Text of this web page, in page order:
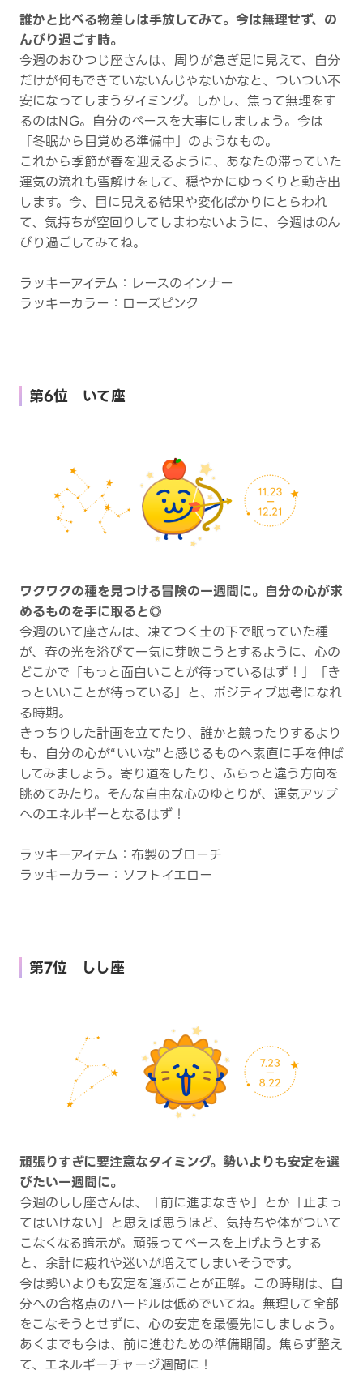
誰かと比べる物差しは手放してみて。今は無理せず、の
んびり過ごす時。
今週のおひつじ座さんは、周りが急ぎ足に見えて、自分
だけが何もできていないんじゃないかなと、ついつい不
安になってしまうタイミング。しかし、焦って無理をす
るのはNG。自分のペースを大事にしましょう。今は
「冬眠から目覚める準備中」のようなもの。
これから季節が春を迎えるように、あなたの滞っていた
運気の流れも雪解けをして、穏やかにゆっくりと動き出
します。今、目に見える結果や変化ばかりにとらわれ
て、気持ちが空回りしてしまわないように、今週はのん
びり過ごしてみてね。
ラッキーアイテム：レースのインナー
ラッキーカラー：ローズピンク
第6位 いて座
ワクワクの種を見つける冒険の一週間に。自分の心が求
めるものを手に取ると◎
今週のいて座さんは、凍てつく土の下で眠っていた種
が、春の光を浴びて一気に芽吹こうとするように、心の
どこかで「もっと面白いことが待っているはず！」「き
っといいことが待っている」と、ポジティブ思考になれ
る時期。
きっちりした計画を立てたり、誰かと競ったりするより
も、自分の心が“いいな”と感じるものへ素直に手を伸ば
してみましょう。寄り道をしたり、ふらっと違う方向を
眺めてみたり。そんな自由な心のゆとりが、運気アップ
へのエネルギーとなるはず！
ラッキーアイテム：布製のブローチ
ラッキーカラー：ソフトイエロー
第7位 しし座
頑張りすぎに要注意なタイミング。勢いよりも安定を選
びたい一週間に。
今週のしし座さんは、「前に進まなきゃ」とか「止まっ
てはいけない」と思えば思うほど、気持ちや体がついて
こなくなる暗示が。頑張ってペースを上げようとする
と、余計に疲れや迷いが増えてしまいそうです。
今は勢いよりも安定を選ぶことが正解。この時期は、自
分への合格点のハードルは低めでいてね。無理して全部
をこなそうとせずに、心の安定を最優先にしましょう。
あくまでも今は、前に進むための準備期間。焦らず整え
て、エネルギーチャージ週間に！